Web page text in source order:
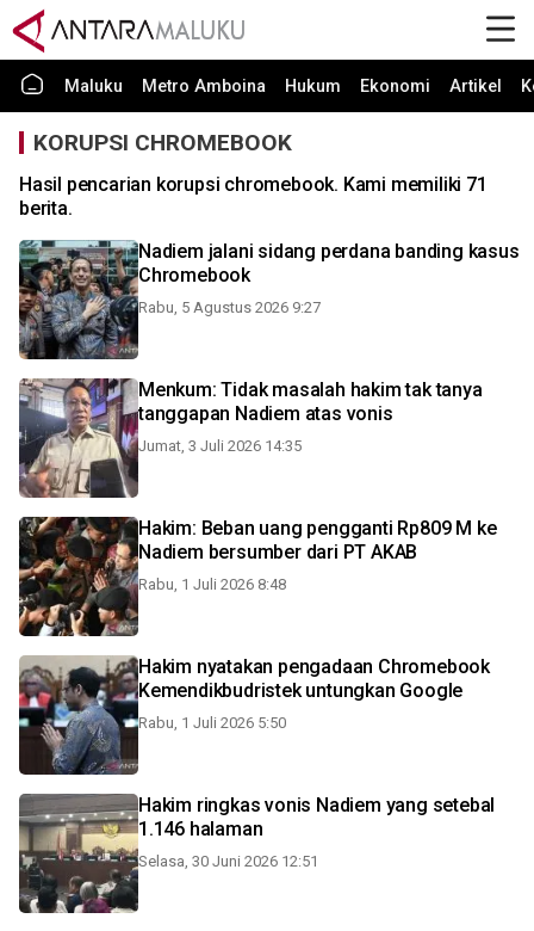
Maluku Metro Amboina Hukum Ekonomi Artikel
KORUPSI CHROMEBOOK
Hasil pencarian korupsi chromebook. Kami memiliki 71
berita.
Nadiem jalani sidang perdana banding kasus
Chromebook
Rabu, 5 Agustus 2026 9:27
Menkum: Tidak masalah hakim tak tanya
tanggapan Nadiem atas vonis
Jumat, 3 Juli 2026 14:35
Hakim: Beban uang pengganti Rp809 M ke
Nadiem bersumber dari PT AKAB
Rabu, 1 Juli 2026 8:48
Hakim nyatakan pengadaan Chromebook
Kemendikbudristek untungkan Google
Rabu, 1 Juli 2026 5:50
Hakim ringkas vonis Nadiem yang setebal
1.146 halaman
Selasa, 30 Juni 2026 12:51